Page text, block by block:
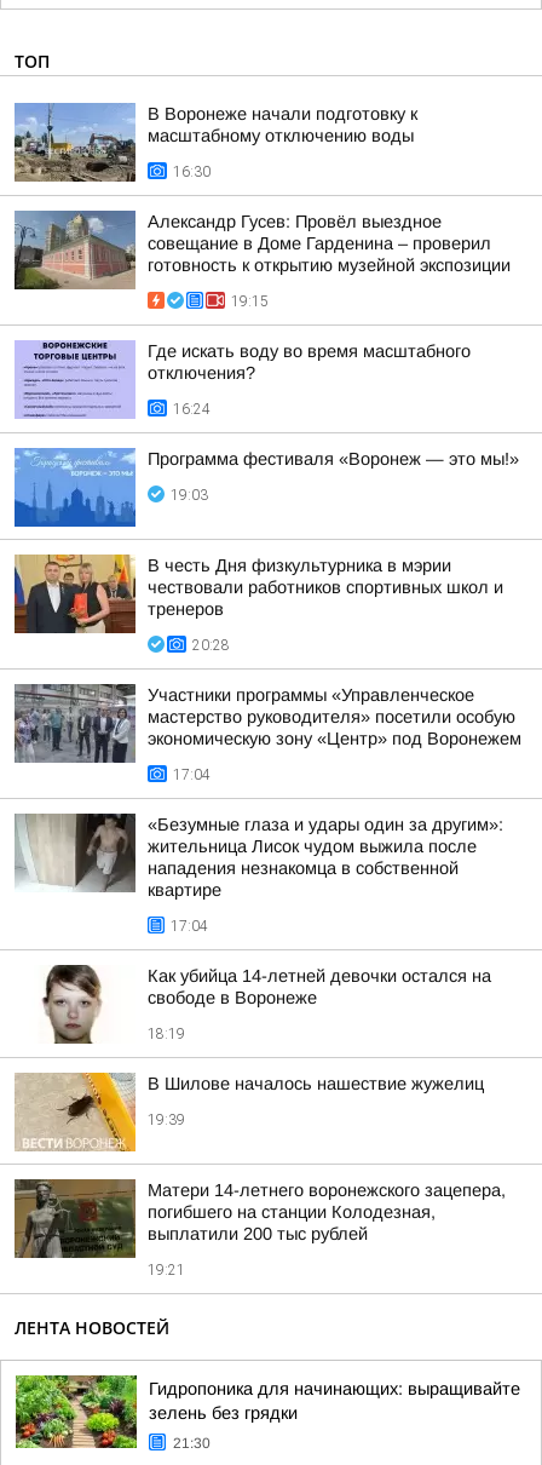
ТОП
В Воронеже начали подготовку к
масштабному отключению воды
16:30
Александр Гусев: Провёл выездное
совещание в Доме Гарденина – проверил
готовность к открытию музейной экспозиции
19:15
Где искать воду во время масштабного
отключения?
16:24
Программа фестиваля «Воронеж — это мы!»
19:03
В честь Дня физкультурника в мэрии
чествовали работников спортивных школ и
тренеров
20:28
Участники программы «Управленческое
мастерство руководителя» посетили особую
экономическую зону «Центр» под Воронежем
17:04
«Безумные глаза и удары один за другим»:
жительница Лисок чудом выжила после
нападения незнакомца в собственной
квартире
17:04
Как убийца 14-летней девочки остался на
свободе в Воронеже
18:19
В Шилове началось нашествие жужелиц
19:39
Матери 14-летнего воронежского зацепера,
погибшего на станции Колодезная,
выплатили 200 тыс рублей
19:21
ЛЕНТА НОВОСТЕЙ
Гидропоника для начинающих: выращивайте
зелень без грядки
21:30